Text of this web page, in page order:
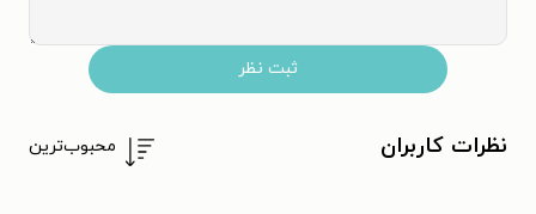
ثبت نظر
نظرات کاربران محبوب‌ترین